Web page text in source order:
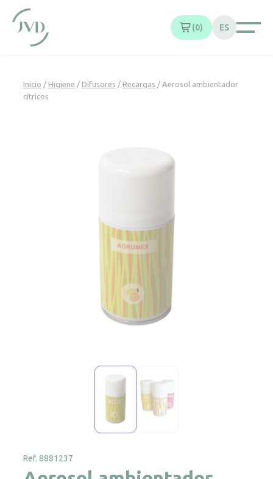
0 ES
Inicio / Higiene / Difusores / Recargas / Aerosol ambientador
cítricos
Ref. 8881237
Panel de gestión de cookies